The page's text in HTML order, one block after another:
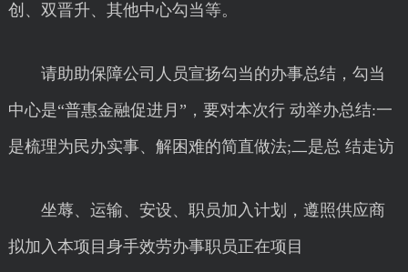
创、双晋升、其他中心勾当等。
请助助保障公司人员宣扬勾当的办事总结，勾当
中心是“普惠金融促进月”，要对本次行 动举办总结:一
是梳理为民办实事、解困难的简直做法;二是总 结走访
坐蓐、运输、安设、职员加入计划，遵照供应商
拟加入本项目身手效劳办事职员正在项目